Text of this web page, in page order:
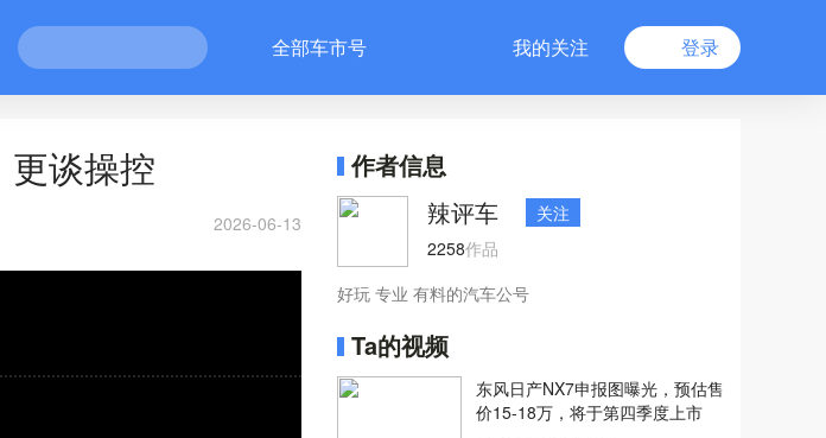
全部车市号 我的关注 登录
谈操控
2026-06-13
作者信息
辣评车
关注
2258作品
好玩 专业 有料的汽车公号
Ta的视频
东风日产NX7申报图曝光，预估售
价15-18万，将于第四季度上市